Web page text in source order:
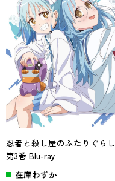
忍者と殺し屋のふたりぐらし
第3巻 Blu-ray
在庫わずか